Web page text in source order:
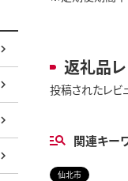
返礼品
投稿されたレビ
関連キー
仙北市